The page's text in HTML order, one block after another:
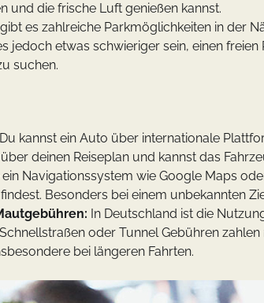
und die frische Luft genießen kannst.
es zahlreiche Parkmöglichkeiten in der
jedoch etwas schwieriger sein, einen
suchen.
Du kannst ein Auto über internationale
deinen Reiseplan und kannst das
ein Navigationssystem wie Google Maps
Besonders bei einem unbekannten
In Deutschland ist die
oder Tunnel Gebühren
bei längeren Fahrten.